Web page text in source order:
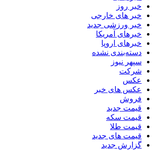
خبر روز
خبر های خارجی
خبر ورزشی جدید
خبرهای آمریکا
خبرهای اروپا
دسته‌بندی نشده
سپهر نیوز
شرکت
عکس
عکس های خبر
فروش
قیمت جدید
قیمت سکه
قیمت طلا
قیمت های جدید
گزارش جدید